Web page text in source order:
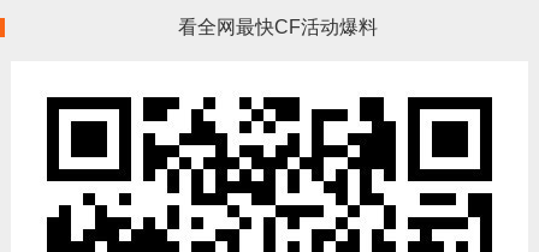
看全网最快CF活动爆料